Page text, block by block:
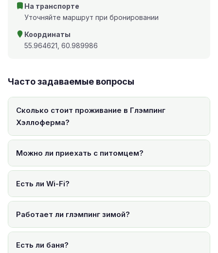
На транспорте
Уточняйте маршрут при бронировании
Координаты
55.964621, 60.989986
Часто задаваемые вопросы
Сколько стоит проживание в Глэмпинг
Хэллоферма?
Можно ли приехать с питомцем?
Есть ли Wi-Fi?
Работает ли глэмпинг зимой?
Есть ли баня?